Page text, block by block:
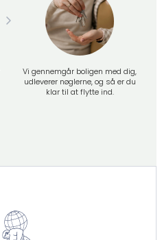
Vi gennemgår boligen med dig,
udleverer nøglerne, og så er du
klar til at flytte ind.